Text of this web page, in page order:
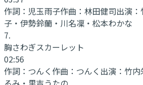
作詞： 児玉雨子作曲： 林田健司出演：
子・伊勢鈴蘭・川名凜・松本わかな
7.
胸さわぎスカーレット
02:56
作詞： つんく作曲： つんく 出演： 竹内